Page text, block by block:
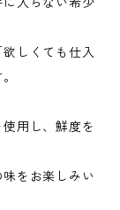
しくても仕入
用し、鮮度を
をお楽しみい